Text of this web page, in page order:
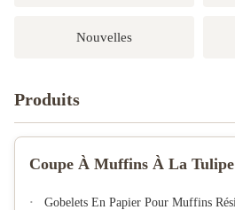
Nouvelles
Produits
Coupe À Muffins À La Tulipe
Gobelets En Papier Pour Muffins Résistants À La Graisse, Doublures De Cupcakes Tulipes